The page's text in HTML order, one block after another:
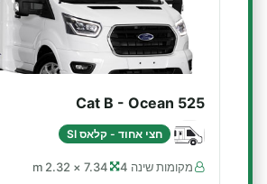
Cat B - Ocean 525
חצי אחוד - קלאס SI
מקומות שינה 4 7.34 × 2.32 m